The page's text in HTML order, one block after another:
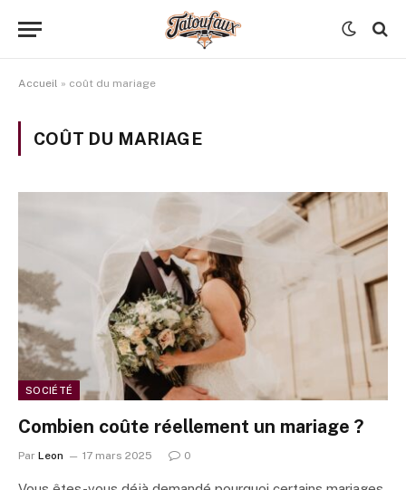
Accueil » coût du mariage
COÛT DU MARIAGE
SOCIÉTÉ
Combien coûte réellement un mariage ?
Par Leon 17 mars 2025 0